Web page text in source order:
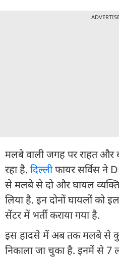
मलबे वाली जगह पर राहत
रहा है. दिल्लीफायर सर्विस ने
से मलबे से दो और घायल
लिया है. इन दोनों घायलों को
सेंटर में भर्ती कराया गया है.
इस हादसे में अब तक मलबे से
निकाला जा चुका है. इनमें से 7